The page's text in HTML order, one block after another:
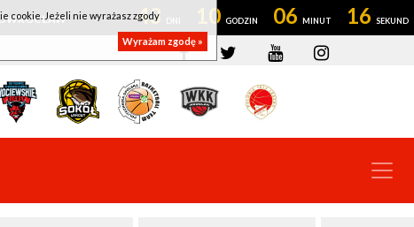
43 10 06 15
cookie. Jeżeli nie wyrażasz zgody
Wyrażam zgodę »